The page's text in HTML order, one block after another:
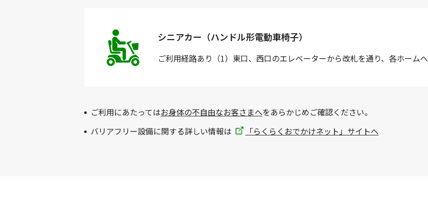
シニアカー（ハンドル形電動車椅子）
ご利用経路あり （1）東口、西口のエレベーターから改札を通り、各ホーム
ご利用にあたってはお身体の不自由なお客さまへをあらかじめご確認ください。
バリアフリー設備に関する詳しい情報は
「らくらくおでかけネット」サイトへ